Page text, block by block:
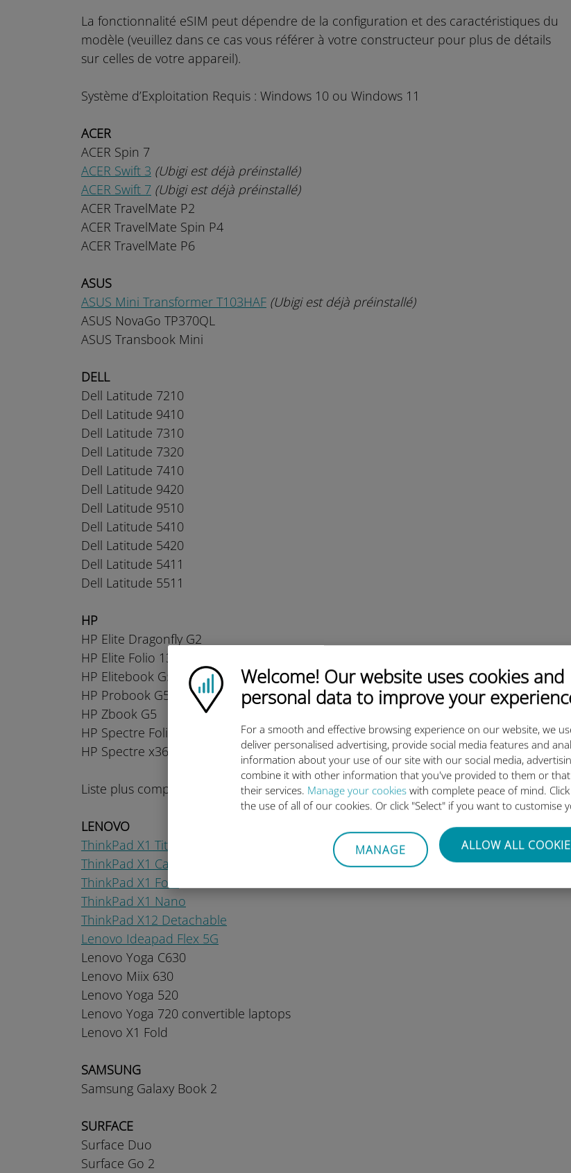
Ubigi logo
Welcome! Our website uses cookies and
personal data to improve your
For a smooth and effective browsing experience on our website, we
deliver personalised advertising, provide social media features and
information about your use of our site with our social media,
combine it with other information that you've provided to them or
their services. Manage your cookies with complete peace of mind.
the use of all of our cookies. Or click "Select" if you want to customise
MANAGE ALLOW ALL
La fonctionnalité eSIM peut dépendre de la configuration et des caractéristiques du
modèle (veuillez dans ce cas vous référer à votre constructeur pour plus de détails
sur celles de votre appareil).
Système d’Exploitation Requis : Windows 10 ou Windows 11
ACER
ACER Spin 7
ACER Swift 3 (Ubigi est déjà préinstallé)
ACER Swift 7 (Ubigi est déjà préinstallé)
ACER TravelMate P2
ACER TravelMate Spin P4
ACER TravelMate P6
ASUS
ASUS Mini Transformer T103HAF (Ubigi est déjà préinstallé)
ASUS NovaGo TP370QL
ASUS Transbook Mini
DELL
Dell Latitude 7210
Dell Latitude 9410
Dell Latitude 7310
Dell Latitude 7320
Dell Latitude 7410
Dell Latitude 9420
Dell Latitude 9510
Dell Latitude 5410
Dell Latitude 5420
Dell Latitude 5411
Dell Latitude 5511
HP
HP Elite Dragonfly G2
HP Elite Folio 13
HP Elitebook G5
HP Probook G5
HP Zbook G5
HP Spectre Folio 13
HP Spectre x360
Liste plus complète des modèles HP annoncés comme étant compatibles eSIMici
LENOVO
ThinkPad X1 Titanium Yoga 2 in 1
ThinkPad X1 Carbon Gen 9
ThinkPad X1 Fold
ThinkPad X1 Nano
ThinkPad X12 Detachable
Lenovo Ideapad Flex 5G
Lenovo Yoga C630
Lenovo Miix 630
Lenovo Yoga 520
Lenovo Yoga 720 convertible laptops
Lenovo X1 Fold
SAMSUNG
Samsung Galaxy Book 2
SURFACE
Surface Duo
Surface Go 2